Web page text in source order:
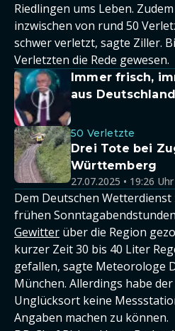
Riedlingen ums Leben.
inzwischen von rund 50
schwer verletzt, sagte Ziller.
Verletzten die Rede gewesen.
Immer frisch,
aus
50 Verletzte
Drei Tote bei
Württemberg
27.07.2025 • 19:26 Uhr
Dem Deutschen
frühen Sonntagabendstunden
Gewitter über die Region
kurzer Zeit 30 bis 40 Liter
gefallen, sagte Meteorologe
München. Allerdings habe
Unglücksort keine
Angaben machen zu können.